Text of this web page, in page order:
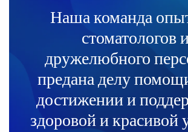
Наша команда
стоматологов
дружелюбного
предана делу
достижении и
здоровой и красивой